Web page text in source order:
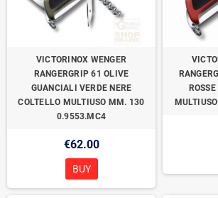
VICTORINOX WENGER
RANGERGRIP 61 OLIVE
GUANCIALI VERDE NERE
COLTELLO MULTIUSO MM. 130
0.9553.MC4
€62.00
BUY